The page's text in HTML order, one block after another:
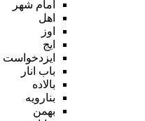
امام شهر
اهل
اوز
ایج
ایزدخواست
باب انار
بالاده
بنارویه
بهمن